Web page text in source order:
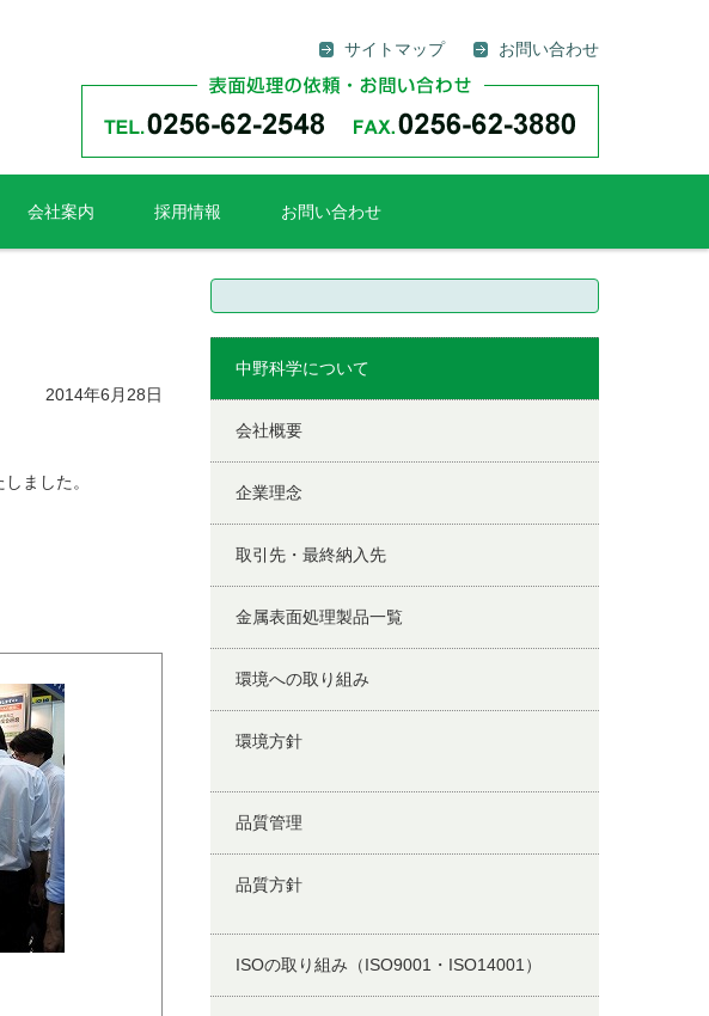
サイトマップ
お問い合わせ
会社案内 採用情報 お問い合わせ
2014年6月28日
ました。
検
中野科学について
会社概要
企業理念
取引先・最終納入先
金属表面処理製品一覧
環境への取り組み
環境方針
品質管理
品質方針
ISOの取り組み（ISO9001・ISO14001）